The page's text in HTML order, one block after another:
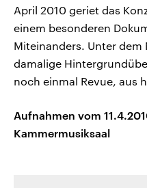
April 2010 geriet das
einem besonderen
Miteinanders. Unter dem
damalige
noch einmal Revue, aus
Aufnahmen vom
Kammermusiksaal